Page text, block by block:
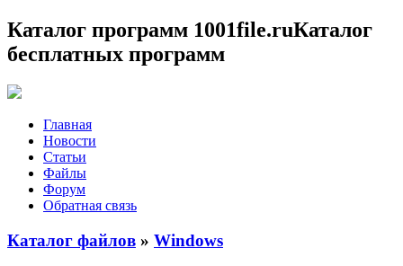
Каталог программ 1001file.ruКаталог
бесплатных программ
Главная
Новости
Статьи
Файлы
Форум
Обратная связь
Каталог файлов » Windows